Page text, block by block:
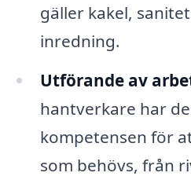
gäller kakel,
inredning.
Utförande av
hantverkare har
kompetensen för
som behövs, från